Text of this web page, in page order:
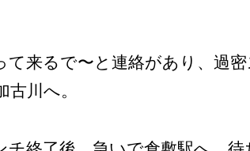
て来るで〜と連絡があり、過
川へ。